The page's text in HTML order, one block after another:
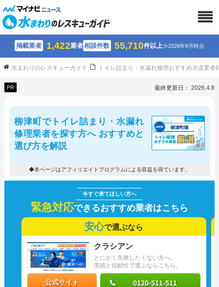
掲載業者 1,422業者相談件数 55,710件以上※2026年8月時点
水まわりのレスキューガイド トイレ詰まり・水漏れ修理おすすめ水道業
PR 最終更新日： 2026.4.8
柳津町でトイレ詰まり・水漏れ
修理業者を探す方へ おすすめと
選び方を解説
◆本ページはアフィリエイトプログラムによる収益を得ています。
緊急対応できるおすすめ業者はこちら
安心で選ぶなら
とにかく失敗したくない方へ。
実績と信頼性で選ぶならこちら。
クラシアン
公式サイト 0120-511-511